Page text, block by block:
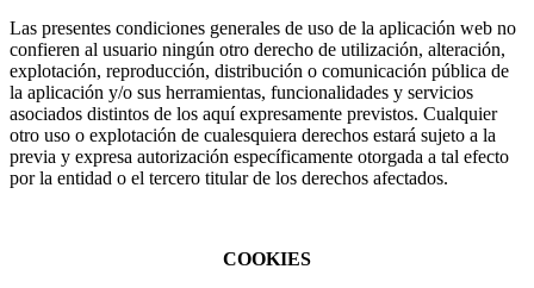
Las presentes condiciones generales de uso de la aplicación web no
confieren al usuario ningún otro derecho de utilización, alteración,
explotación, reproducción, distribución o comunicación pública de
la aplicación y/o sus herramientas, funcionalidades y servicios
asociados distintos de los aquí expresamente previstos. Cualquier
otro uso o explotación de cualesquiera derechos estará sujeto a la
previa y expresa autorización específicamente otorgada a tal efecto
por la entidad o el tercero titular de los derechos afectados.
COOKIES